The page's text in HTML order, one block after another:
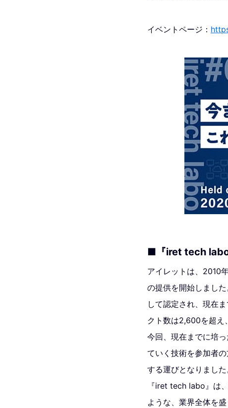
イベントページ：
■『iret tech
アイレットは、2010
の提供を開始しまし
して認定され、現在
クト数は2,600を超え
今回、現在までに培
ていく技術を参加者
する運びとなりました
『iret tech labo』は
ような、業界全体を